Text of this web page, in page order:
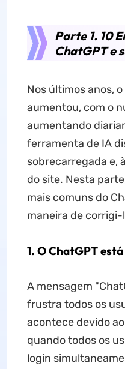
Parte 1. 10
ChatGPT e
Nos últimos anos,
aumentou, com o
aumentando
ferramenta de IA
sobrecarregada e,
do site. Nesta
mais comuns do
maneira de corrigi-
1. O ChatGPT
A mensagem
frustra todos os
acontece devido
quando todos os
login